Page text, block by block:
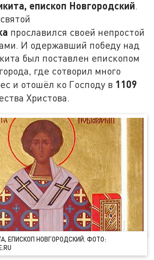
епископ Новгородский.
прославился своей непростой
И одержавший победу над
был поставлен епископом
где сотворил много
и отошёл ко Господу в 1109
Христова.
ЕПИСКОП НОВГОРОДСКИЙ. ФОТО: